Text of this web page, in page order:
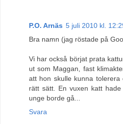
P.O. Arnäs 5 juli 2010 kl.
Bra namn (jag röstade på
Vi har också börjat prata
ut som Maggan, fast
att hon skulle kunna
rätt sätt. En vuxen katt
unge borde gå...
Svara